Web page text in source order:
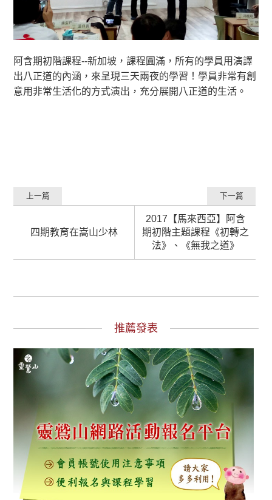
阿含期初階課程--新加坡，課程圓滿，所有的學員用演譯
出八正道的內涵，來呈現三天兩夜的學習！學員非常有創
意用非常生活化的方式演出，充分展開八正道的生活。
四期教育在嵩山少林
上一篇
2017【馬來西亞】阿含
期初階主題課程《初轉之
法》、《無我之道》
下一篇
推薦發表